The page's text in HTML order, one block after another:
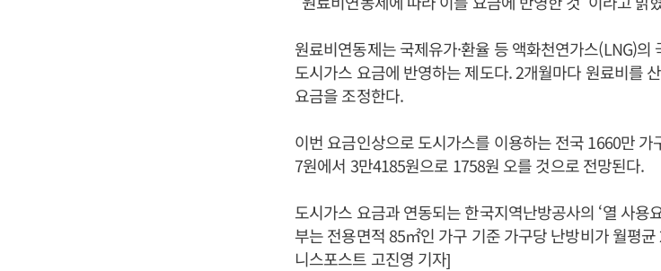
원료비연동제는 국제유가·환율 등 액화천연가스(LNG)
도시가스 요금에 반영하는 제도다. 2개월마다 원료비를
요금을 조정한다.
이번 요금인상으로 도시가스를 이용하는 전국 1660만
7원에서 3만4185원으로 1758원 오를 것으로 전망된다.
도시가스 요금과 연동되는 한국지역난방공사의 ‘열 사용
부는 전용면적 85㎡인 가구 기준 가구당 난방비가 월평
니스포스트 고진영 기자]